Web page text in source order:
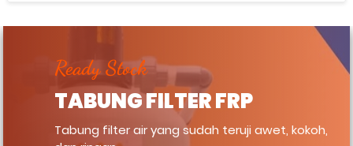
Ready Stock
TABUNG FILTER FRP
Tabung filter air yang sudah teruji awet, kokoh,